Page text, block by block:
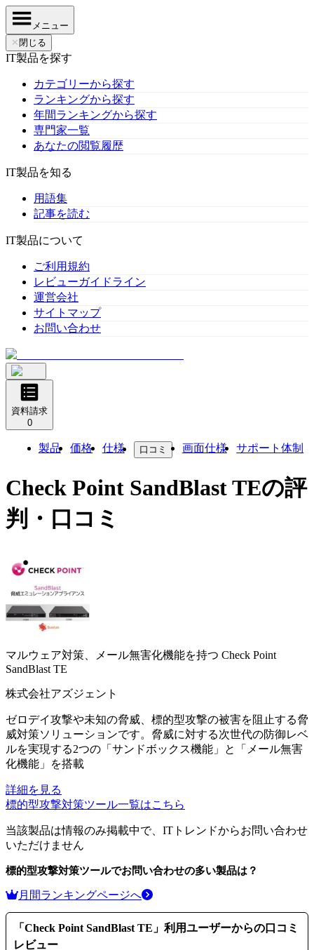
メニュー
✕ 閉じる
IT製品を探す
カテゴリーから探す
ランキングから探す
年間ランキングから探す
専門家一覧
あなたの閲覧履歴
IT製品を知る
用語集
記事を読む
IT製品について
ご利用規約
レビューガイドライン
運営会社
サイトマップ
お問い合わせ
資料請求
0
製品 価格 仕様 口コミ 画面仕様 サポート体制
Check Point SandBlast TEの評
判・口コミ
マルウェア対策、メール無害化機能を持つ Check Point
SandBlast TE
株式会社アズジェント
ゼロデイ攻撃や未知の脅威、標的型攻撃の被害を阻止する脅
威対策ソリューションです。脅威に対する次世代の防御レベ
ルを実現する2つの「サンドボックス機能」と「メール無害
化機能」を搭載
詳細を見る
標的型攻撃対策ツール一覧はこちら
当該製品は情報のみ掲載中で、ITトレンドからお問い合わせ
いただけません
標的型攻撃対策ツールでお問い合わせの多い製品は？
月間ランキングページへ
「 Check Point SandBlast TE 」利用ユーザーからの口コミ
レビュー